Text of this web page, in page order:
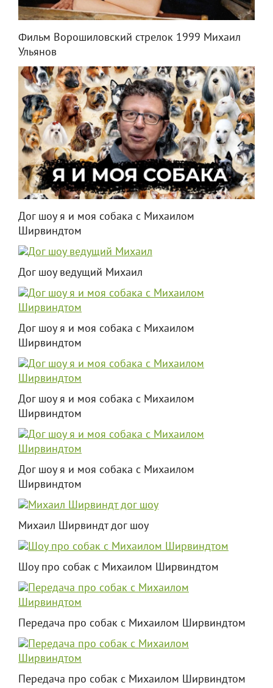
Фильм Ворошиловский стрелок 1999 Михаил
Ульянов
Дог шоу я и моя собака с Михаилом
Ширвиндтом
Дог шоу ведущий Михаил
Дог шоу я и моя собака с Михаилом
Ширвиндтом
Дог шоу я и моя собака с Михаилом
Ширвиндтом
Дог шоу я и моя собака с Михаилом
Ширвиндтом
Михаил Ширвиндт дог шоу
Шоу про собак с Михаилом Ширвиндтом
Передача про собак с Михаилом Ширвиндтом
Передача про собак с Михаилом Ширвиндтом